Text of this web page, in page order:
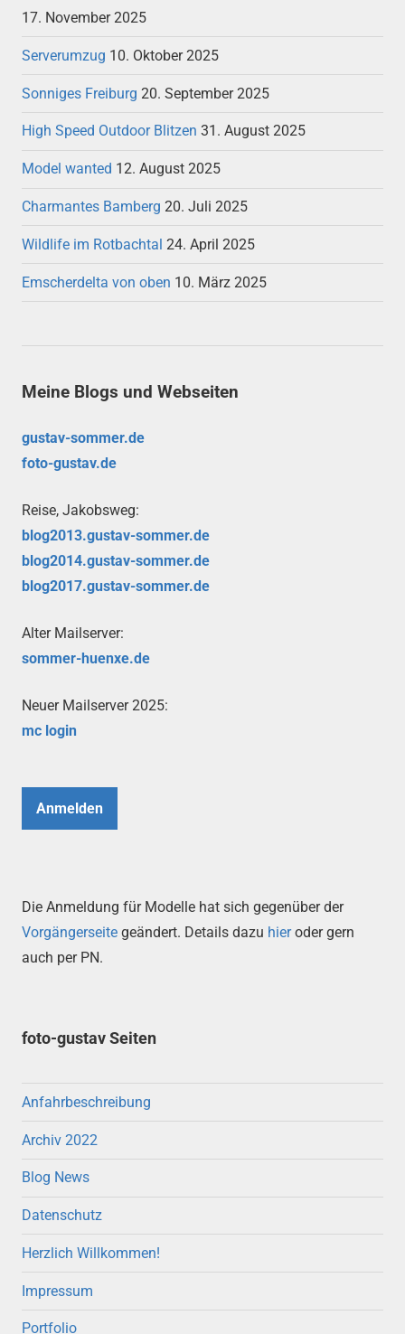
17. November 2025
Serverumzug 10. Oktober 2025
Sonniges Freiburg 20. September 2025
High Speed Outdoor Blitzen 31. August 2025
Model wanted 12. August 2025
Charmantes Bamberg 20. Juli 2025
Wildlife im Rotbachtal 24. April 2025
Emscherdelta von oben 10. März 2025
Meine Blogs und Webseiten
gustav-sommer.de
foto-gustav.de
Reise, Jakobsweg:
blog2013.gustav-sommer.de
blog2014.gustav-sommer.de
blog2017.gustav-sommer.de
Alter Mailserver:
sommer-huenxe.de
Neuer Mailserver 2025:
mc login
Anmelden
Die Anmeldung für Modelle hat sich gegenüber der
Vorgängerseite geändert. Details dazu hieroder gern
auch per PN.
foto-gustav Seiten
Anfahrbeschreibung
Archiv 2022
Blog News
Datenschutz
Herzlich Willkommen!
Impressum
Portfolio